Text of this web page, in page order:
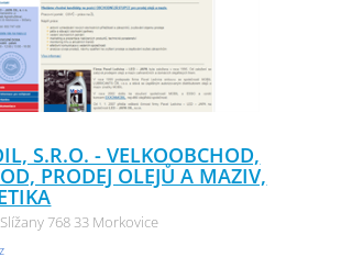
S.R.O. - VELKOOBCHOD,
PRODEJ OLEJŮ A MAZIV,
768 33 Morkovice